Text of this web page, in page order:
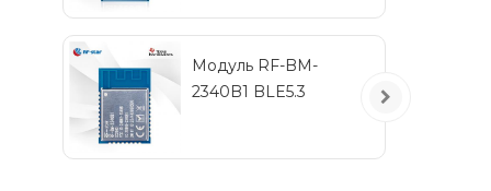
RF-TI1352P2
Модуль RF-BM-
2340B1 BLE5.3